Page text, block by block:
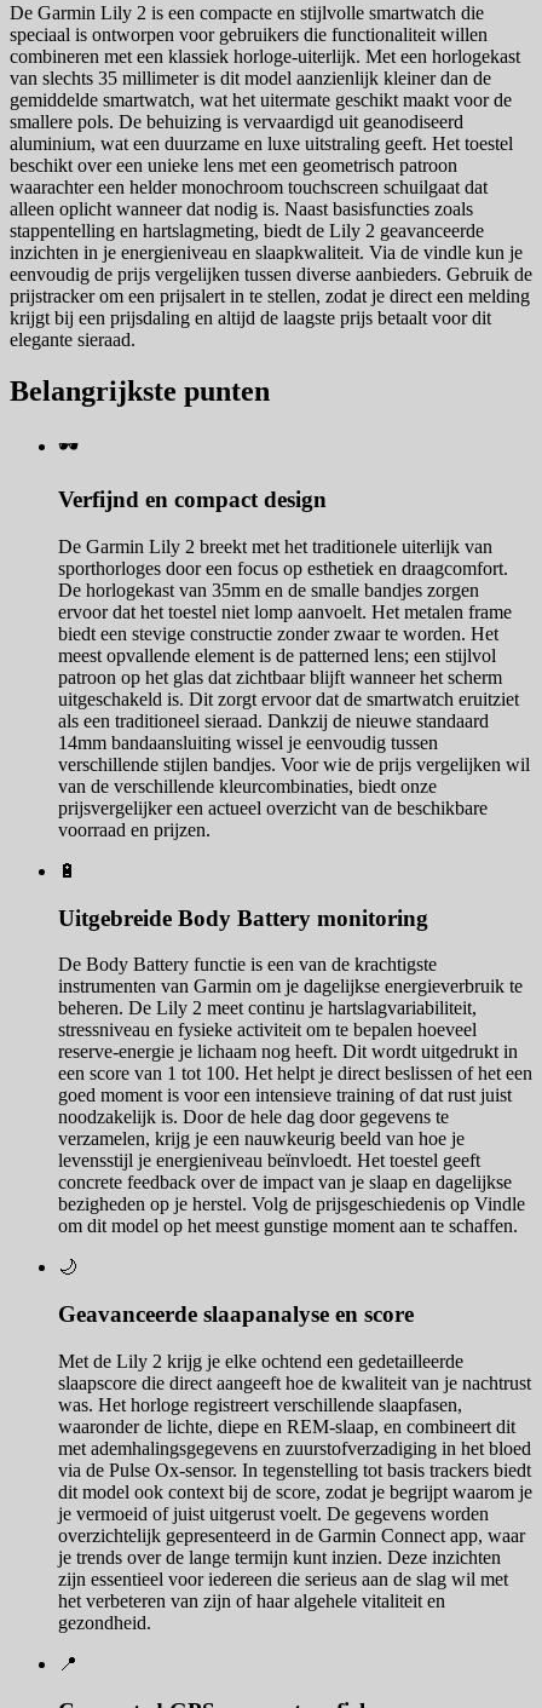
De Garmin Lily 2 is een compacte en stijlvolle smartwatch die
speciaal is ontworpen voor gebruikers die functionaliteit willen
combineren met een klassiek horloge-uiterlijk. Met een horlogekast
van slechts 35 millimeter is dit model aanzienlijk kleiner dan de
gemiddelde smartwatch, wat het uitermate geschikt maakt voor de
smallere pols. De behuizing is vervaardigd uit geanodiseerd
aluminium, wat een duurzame en luxe uitstraling geeft. Het toestel
beschikt over een unieke lens met een geometrisch patroon
waarachter een helder monochroom touchscreen schuilgaat dat
alleen oplicht wanneer dat nodig is. Naast basisfuncties zoals
stappentelling en hartslagmeting, biedt de Lily 2 geavanceerde
inzichten in je energieniveau en slaapkwaliteit. Via de vindle kun je
eenvoudig de prijs vergelijken tussen diverse aanbieders. Gebruik de
prijstracker om een prijsalert in te stellen, zodat je direct een melding
krijgt bij een prijsdaling en altijd de laagste prijs betaalt voor dit
elegante sieraad.
Belangrijkste punten
🕶️
Verfijnd en compact design
De Garmin Lily 2 breekt met het traditionele uiterlijk van
sporthorloges door een focus op esthetiek en draagcomfort.
De horlogekast van 35mm en de smalle bandjes zorgen
ervoor dat het toestel niet lomp aanvoelt. Het metalen frame
biedt een stevige constructie zonder zwaar te worden. Het
meest opvallende element is de patterned lens; een stijlvol
patroon op het glas dat zichtbaar blijft wanneer het scherm
uitgeschakeld is. Dit zorgt ervoor dat de smartwatch eruitziet
als een traditioneel sieraad. Dankzij de nieuwe standaard
14mm bandaansluiting wissel je eenvoudig tussen
verschillende stijlen bandjes. Voor wie de prijs vergelijken wil
van de verschillende kleurcombinaties, biedt onze
prijsvergelijker een actueel overzicht van de beschikbare
voorraad en prijzen.
🔋
Uitgebreide Body Battery monitoring
De Body Battery functie is een van de krachtigste
instrumenten van Garmin om je dagelijkse energieverbruik te
beheren. De Lily 2 meet continu je hartslagvariabiliteit,
stressniveau en fysieke activiteit om te bepalen hoeveel
reserve-energie je lichaam nog heeft. Dit wordt uitgedrukt in
een score van 1 tot 100. Het helpt je direct beslissen of het een
goed moment is voor een intensieve training of dat rust juist
noodzakelijk is. Door de hele dag door gegevens te
verzamelen, krijg je een nauwkeurig beeld van hoe je
levensstijl je energieniveau beïnvloedt. Het toestel geeft
concrete feedback over de impact van je slaap en dagelijkse
bezigheden op je herstel. Volg de prijsgeschiedenis op Vindle
om dit model op het meest gunstige moment aan te schaffen.
🌙
Geavanceerde slaapanalyse en score
Met de Lily 2 krijg je elke ochtend een gedetailleerde
slaapscore die direct aangeeft hoe de kwaliteit van je nachtrust
was. Het horloge registreert verschillende slaapfasen,
waaronder de lichte, diepe en REM-slaap, en combineert dit
met ademhalingsgegevens en zuurstofverzadiging in het bloed
via de Pulse Ox-sensor. In tegenstelling tot basis trackers biedt
dit model ook context bij de score, zodat je begrijpt waarom je
je vermoeid of juist uitgerust voelt. De gegevens worden
overzichtelijk gepresenteerd in de Garmin Connect app, waar
je trends over de lange termijn kunt inzien. Deze inzichten
zijn essentieel voor iedereen die serieus aan de slag wil met
het verbeteren van zijn of haar algehele vitaliteit en
gezondheid.
📍